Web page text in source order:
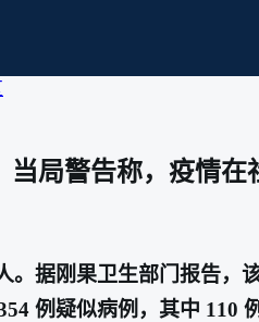
局警告称，疫情在
据刚果卫生部门报告
例疑似病例，其中 110